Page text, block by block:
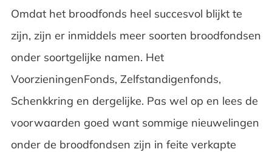
Omdat het broodfonds heel succesvol blijkt te
zijn, zijn er inmiddels meer soorten broodfondsen
onder soortgelijke namen. Het
VoorzieningenFonds, Zelfstandigenfonds,
Schenkkring en dergelijke. Pas wel op en lees de
voorwaarden goed want sommige nieuwelingen
onder de broodfondsen zijn in feite verkapte